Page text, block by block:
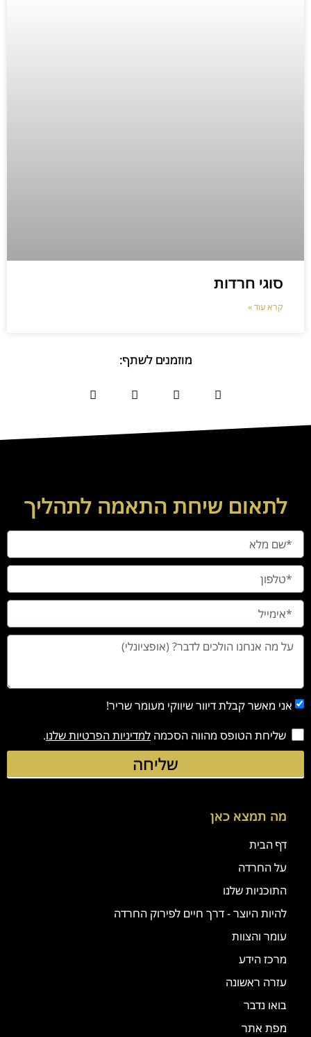
סוגי חרדות
קרא עוד »
מוזמנים לשתף:
לתאום שיחת התאמה לתהליך
אני מאשר קבלת דיוור שיווקי מעומר שריר!
שליחת הטופס מהווה הסכמה למדיניות הפרטיות שלנו.
שליחה
מה תמצא כאן
דף הבית
על החרדה
התוכניות שלנו
להיות היוצר - דרך חיים לפירוק החרדה
עומר והצוות
מרכז הידע
עזרה ראשונה
בואו נדבר
מפת אתר